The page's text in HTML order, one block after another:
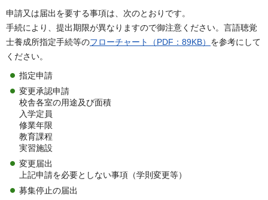
申請又は届出を要する事項は、次のとおりです。
手続により、提出期限が異なりますので御注意ください。言語聴覚
士養成所指定手続等のフローチャート（PDF：89KB） を参考にして
ください。
指定申請
変更承認申請
校舎各室の用途及び面積
入学定員
修業年限
教育課程
実習施設
変更届出
上記申請を必要としない事項（学則変更等）
募集停止の届出